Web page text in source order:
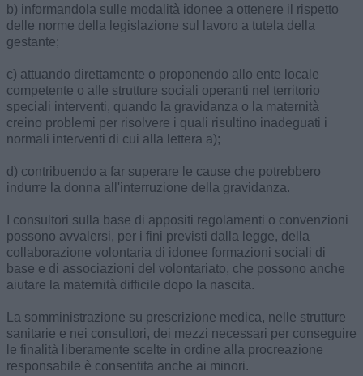
b) informandola sulle modalità idonee a ottenere il rispetto
delle norme della legislazione sul lavoro a tutela della
gestante;
c) attuando direttamente o proponendo allo ente locale
competente o alle strutture sociali operanti nel territorio
speciali interventi, quando la gravidanza o la maternità
creino problemi per risolvere i quali risultino inadeguati i
normali interventi di cui alla lettera a);
d) contribuendo a far superare le cause che potrebbero
indurre la donna all'interruzione della gravidanza.
I consultori sulla base di appositi regolamenti o convenzioni
possono avvalersi, per i fini previsti dalla legge, della
collaborazione volontaria di idonee formazioni sociali di
base e di associazioni del volontariato, che possono anche
aiutare la maternità difficile dopo la nascita.
La somministrazione su prescrizione medica, nelle strutture
sanitarie e nei consultori, dei mezzi necessari per conseguire
le finalità liberamente scelte in ordine alla procreazione
responsabile è consentita anche ai minori.